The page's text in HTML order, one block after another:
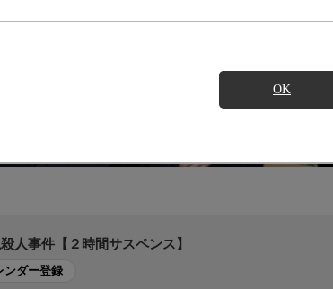
OK
事件【２時間サスペンス】
ンダー登録